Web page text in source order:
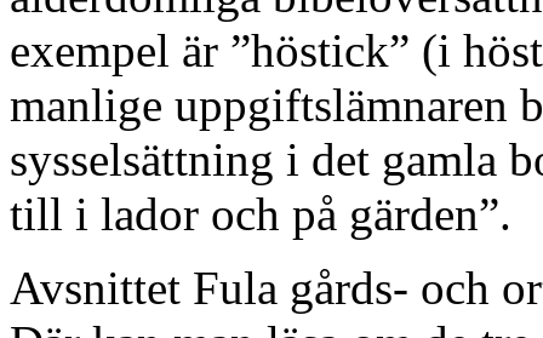
exempel är ”höstick” (i
manlige uppgiftslämnaren
sysselsättning i det gamla
till i lador och på gärden”.
Avsnittet Fula gårds- och